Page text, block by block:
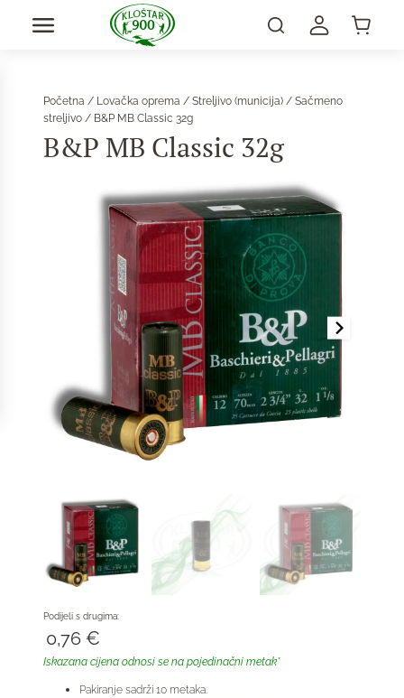
Početna / Lovačka oprema / Streljivo (municija) / Sačmeno
streljivo / B&P MB Classic 32g
B&P MB Classic 32g
Podijeli s drugima:
0,76 €
Iskazana cijena odnosi se na pojedinačni metak*
Pakiranje sadrži 10 metaka.